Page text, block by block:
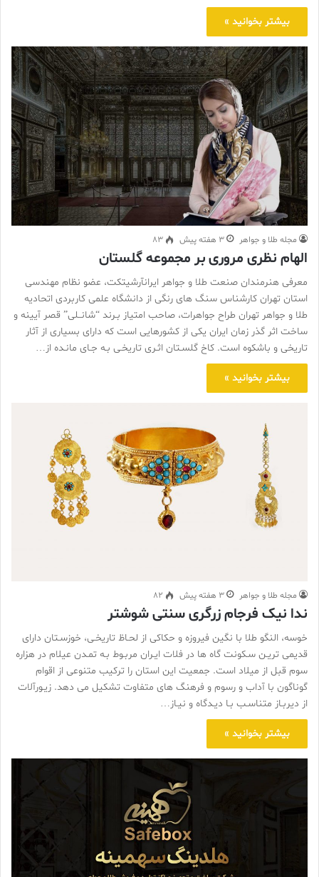
بیشتر بخوانید »
مجله طلا و جواهر 3 هفته پیش 83
الهام نظری مروری بر مجموعه گلستان
معرفی هنرمندان صنعت طلا و جواهر ایرانآرشیتکت، عضو نظام مهندسی
استان تهران کارشناس سنگ های رنگی از دانشگاه علمی کاربردی اتحادیه
طلا و جواهر تهران طراح جواهرات، صاحب امتیاز بـرند “شانــلی” قصر آیینه و
ساخت اثر گذر زمان ایران یکی از کشورهایی است که دارای بسیاری از آثار
تاریخی و باشکوه است. کاخ گلسـتان اثـری تاریخـی بـه جـای مانـده از…
بیشتر بخوانید »
مجله طلا و جواهر 3 هفته پیش 82
ندا نیک فرجام زرگری سنتی شوشتر
خوسه، النگو طلا با نگین فیروزه و حکاکی از لحـاظ تاریخـی، خوزسـتان دارای
قدیمی تریـن سـکونت گاه ها در فلات ایـران مربـوط بـه تمـدن عیلام در هزاره
سوم قبل از میلاد است. جمعیت این استان را ترکیب متنوعی از اقوام
گوناگون با آداب و رسوم و فرهنگ های متفاوت تشکیل می دهد. زیـورآلات
از دیربـاز متناسـب بـا دیـدگاه و نیـاز…
بیشتر بخوانید »